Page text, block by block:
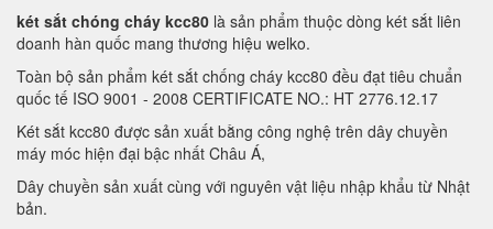
két sắt chóng cháy kcc80 là sản phẩm thuộc dòng két sắt liên
doanh hàn quốc mang thương hiệu welko.
Toàn bộ sản phẩm két sắt chống cháy kcc80 đều đạt tiêu chuẩn
quốc tế ISO 9001 - 2008 CERTIFICATE NO.: HT 2776.12.17
Két sắt kcc80 được sản xuất bằng công nghệ trên dây chuyền
máy móc hiện đại bậc nhất Châu Á,
Dây chuyền sản xuất cùng với nguyên vật liệu nhập khẩu từ Nhật
bản.